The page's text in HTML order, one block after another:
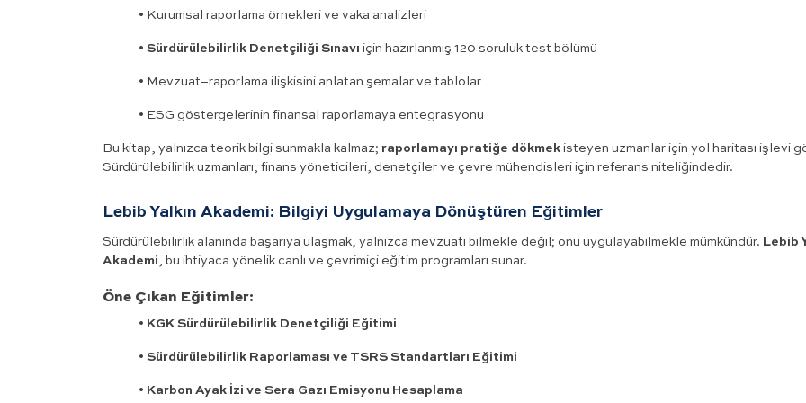
• Kurumsal raporlama örnekleri ve vaka analizleri
• Sürdürülebilirlik Denetçiliği Sınavı için hazırlanmış 120 soruluk test bölümü
• Mevzuat–raporlama ilişkisini anlatan şemalar ve tablolar
• ESG göstergelerinin finansal raporlamaya entegrasyonu
Bu kitap, yalnızca teorik bilgi sunmakla kalmaz; raporlamayı pratiğe dökmek isteyen uzmanlar için yol haritası işlevi
Sürdürülebilirlik uzmanları, finans yöneticileri, denetçiler ve çevre mühendisleri için referans niteliğindedir.
Lebib Yalkın Akademi: Bilgiyi Uygulamaya Dönüştüren Eğitimler
Sürdürülebilirlik alanında başarıya ulaşmak, yalnızca mevzuatı bilmekle değil; onu uygulayabilmekle mümkündür. Lebib
Akademi, bu ihtiyaca yönelik canlı ve çevrimiçi eğitim programları sunar.
Öne Çıkan Eğitimler:
• KGK Sürdürülebilirlik Denetçiliği Eğitimi
• Sürdürülebilirlik Raporlaması ve TSRS Standartları Eğitimi
• Karbon Ayak İzi ve Sera Gazı Emisyonu Hesaplama